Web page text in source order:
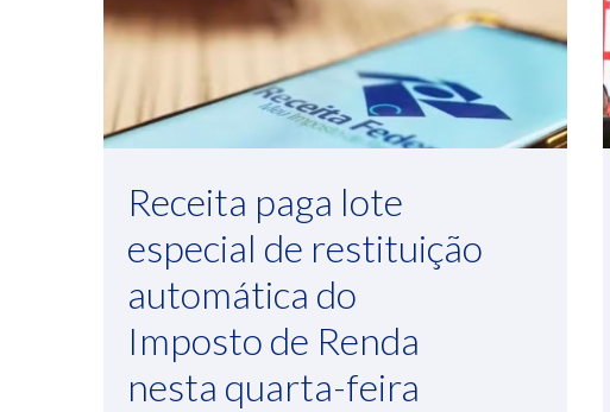
Receita paga lote
especial de restituição
automática do
Imposto de Renda
nesta quarta-feira